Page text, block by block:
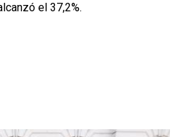
el 37,2%.